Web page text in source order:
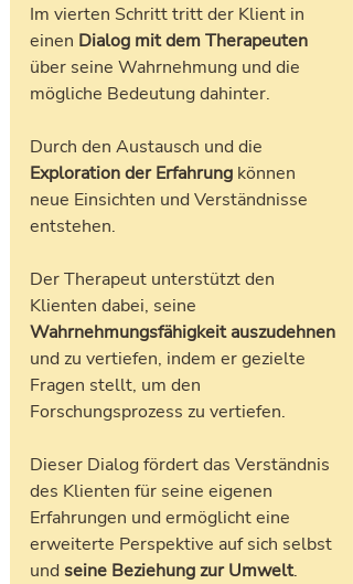
Im vierten Schritt tritt der Klient in
einen Dialog mit dem Therapeuten
über seine Wahrnehmung und die
mögliche Bedeutung dahinter.
Durch den Austausch und die
Exploration der Erfahrung können
neue Einsichten und Verständnisse
entstehen.
Der Therapeut unterstützt den
Klienten dabei, seine
Wahrnehmungsfähigkeit auszudehnen
und zu vertiefen, indem er gezielte
Fragen stellt, um den
Forschungsprozess zu vertiefen.
Dieser Dialog fördert das Verständnis
des Klienten für seine eigenen
Erfahrungen und ermöglicht eine
erweiterte Perspektive auf sich selbst
und seine Beziehung zur Umwelt.